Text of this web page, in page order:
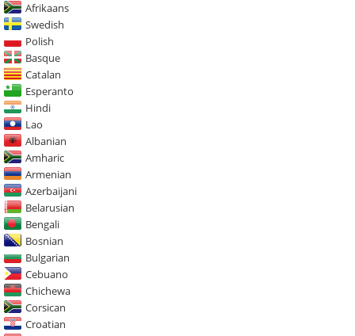
Afrikaans
Swedish
Polish
Basque
Catalan
Esperanto
Hindi
Lao
Albanian
Amharic
Armenian
Azerbaijani
Belarusian
Bengali
Bosnian
Bulgarian
Cebuano
Chichewa
Corsican
Croatian